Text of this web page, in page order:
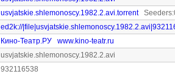
usvjatskie.shlemonoscy.1982.2.avi.torrent
ed2k://
Кино-Театр.РУ
www.kino-teatr.ru
usvjatskie.shlemonoscy.1982.2.avi
932116538